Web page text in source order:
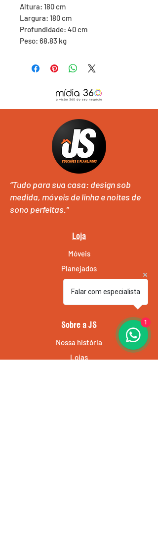
Altura: 180 cm
Largura: 180 cm
Profundidade: 40 cm
Peso: 68,83 kg
“Tudo para sua casa: design sob
medida, móveis de linha e noites de
sono perfeitas.”
Loja
Móveis
Planejados
Sobre a JS
Nossa história
Lojas
Falar com especialista
1